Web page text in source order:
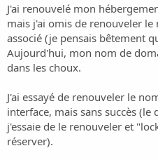
d
i
c
u
s
i
o
t
J'ai renouvelé mon
mais j'ai omis de renouveler
associé (je pensais bêtement
Aujourd'hui, mon nom de
dans les choux.
J'ai essayé de renouveler le
interface, mais sans succès
j'essaie de le renouveler et
réserver).